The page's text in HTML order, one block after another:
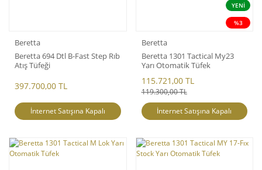
Beretta
Beretta 694 Dtl B-Fast Step Rıb
Atış Tüfeği
397.700,00 TL
İnternet Satışına Kapalı
YENİ
%3
Beretta
Beretta 1301 Tactical My23
Yarı Otomatik Tüfek
115.721,00 TL
119.300,00 TL
İnternet Satışına Kapalı